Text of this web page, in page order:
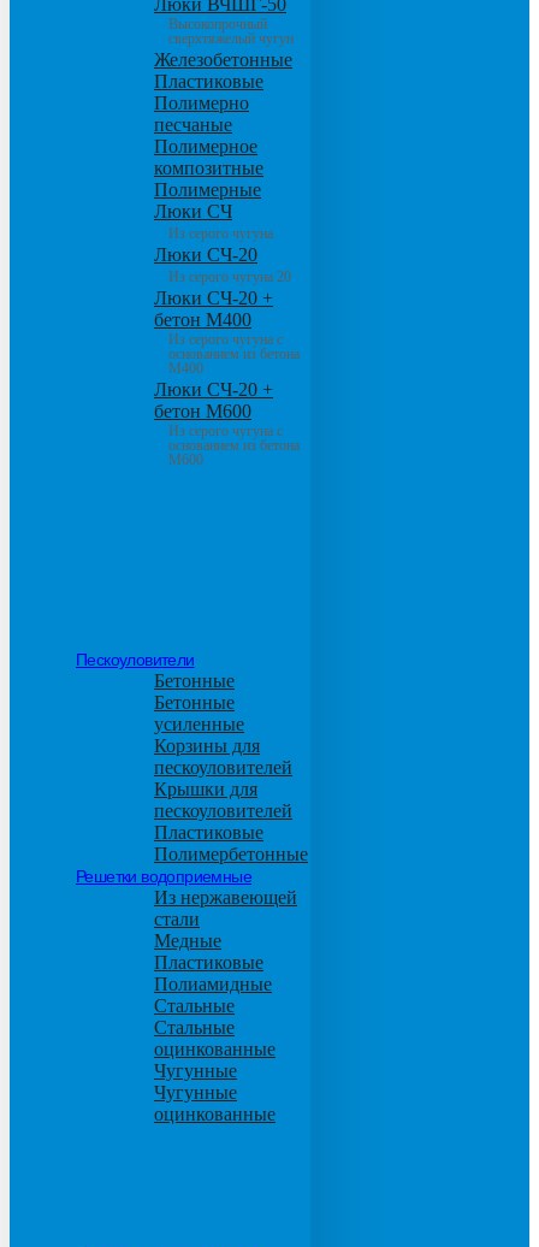
Высокопрочный
сверхтяжелый чугун
Железобетонные
Пластиковые
Полимерно
песчаные
Полимерное
композитные
Полимерные
Люки СЧ
Из серого чугуна
Люки СЧ-20
Из серого чугуна 20
Люки СЧ-20 +
бетон М400
Из серого чугуна с
основанием из бетона
М400
Люки СЧ-20 +
бетон М600
Из серого чугуна с
основанием из бетона
М600
Пескоуловители
Бетонные
Бетонные
усиленные
Корзины для
пескоуловителей
Крышки для
пескоуловителей
Пластиковые
Полимербетонные
Решетки водоприемные
Из нержавеющей
стали
Медные
Пластиковые
Полиамидные
Стальные
Стальные
оцинкованные
Чугунные
Чугунные
оцинкованные